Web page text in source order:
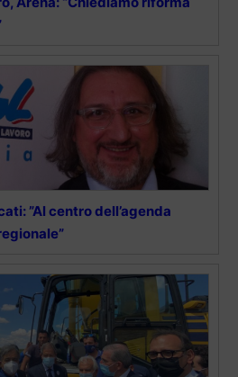
”Al centro dell’agenda